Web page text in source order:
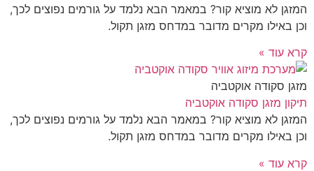
המזגן לא מוציא קור? במאמר הבא נלמד על גורמים נפוצים לכך,
וכן באילו מקרים מדובר במדחס מזגן תקול.
קרא עוד »
מזגן סקודה אוקטביה
תיקון מזגן סקודה אוקטביה
המזגן לא מוציא קור? במאמר הבא נלמד על גורמים נפוצים לכך,
וכן באילו מקרים מדובר במדחס מזגן תקול.
קרא עוד »